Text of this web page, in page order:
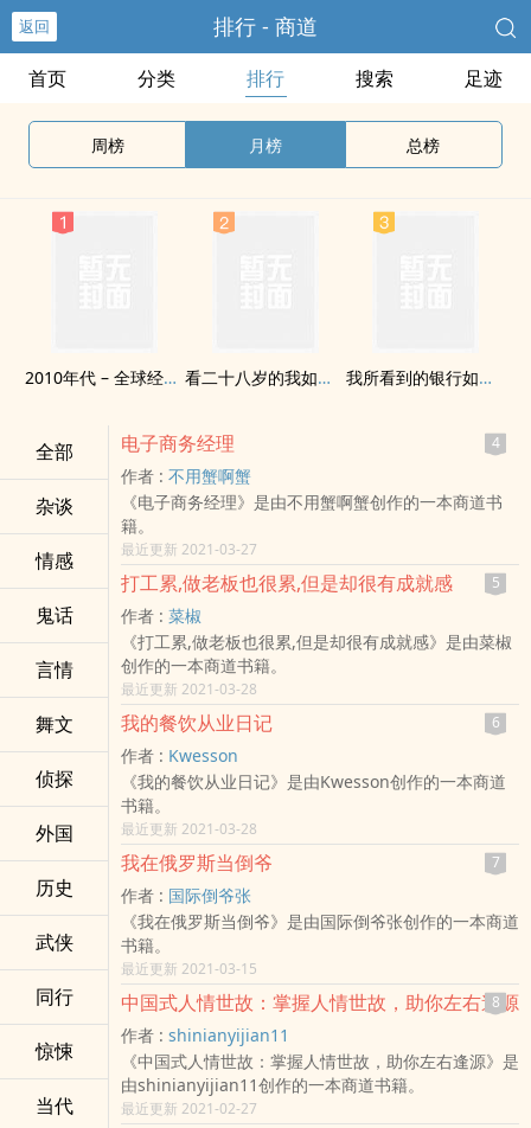
返回 排行 - 商道
首页 分类 排行 搜索 足迹
周榜 月榜 总榜
2010年代 – 全球经济大萧条 看二十八岁的我如何从负债累累到年入七位数 我所看到的银行如何被骗贷
全部
杂谈
情感
鬼话
言情
舞文
侦探
外国
历史
武侠
同行
惊悚
当代
电子商务经理 4
作者 : 不用蟹啊蟹
《电子商务经理》是由不用蟹啊蟹创作的一本商道书
籍。
最近更新 2021-03-27
打工累,做老板也很累,但是却很有成就感 5
作者 : 菜椒
《打工累,做老板也很累,但是却很有成就感》是由菜椒
创作的一本商道书籍。
最近更新 2021-03-28
我的餐饮从业日记 6
作者 : Kwesson
《我的餐饮从业日记》是由Kwesson创作的一本商道
书籍。
最近更新 2021-03-28
我在俄罗斯当倒爷 7
作者 : 国际倒爷张
《我在俄罗斯当倒爷》是由国际倒爷张创作的一本商道
书籍。
最近更新 2021-03-15
中国式人情世故：掌握人情世故，助你左右逢源
8
作者 : shinianyijian11
《中国式人情世故：掌握人情世故，助你左右逢源》是
由shinianyijian11创作的一本商道书籍。
最近更新 2021-02-27